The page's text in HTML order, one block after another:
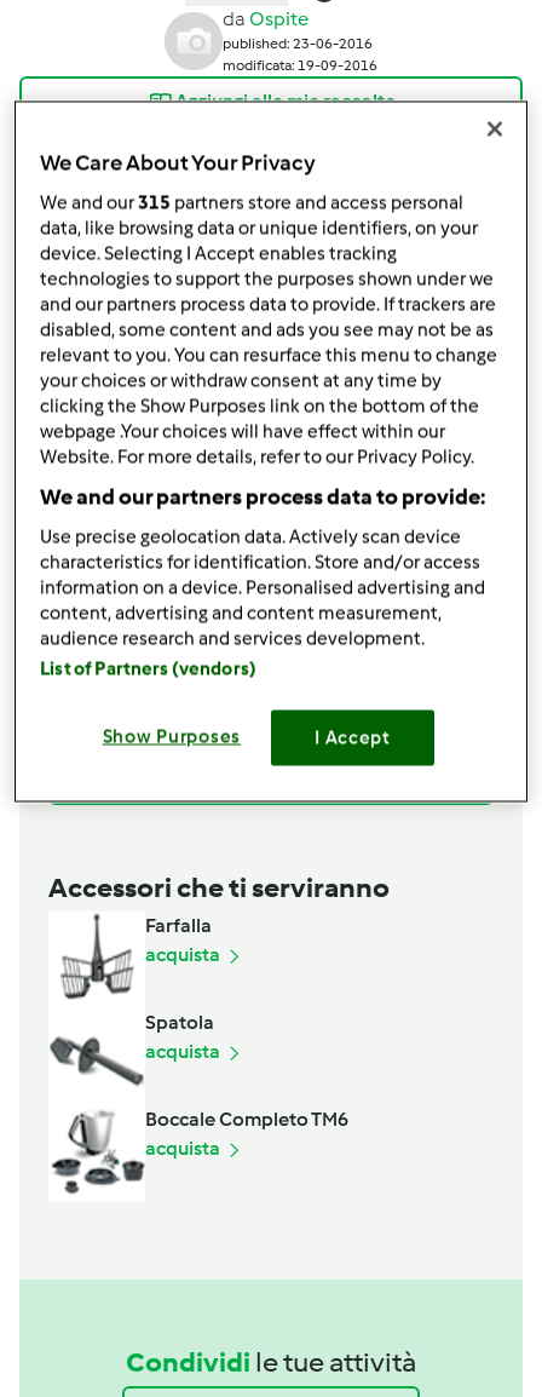
da Ospite
published: 23-06-2016
modificata: 19-09-2016
Aggiungi alle mie raccolte
condividi la ricetta
Crea variante
Ingredienti
Per la miscela
300grammiacqua bollente
cucchiai sciroppo di liquirizia dolce
.
2uova
1tuorlo di uovo
1scorza di limone biologico
130grammizucchero
500grammimascarpone
biscotti di Savoiardi
cucchiai polvere grezza di liquirizia
Accessori che ti serviranno
Farfalla
acquista
Spatola
acquista
Boccale Completo TM6
acquista
Condividi le tue attività
We Care About Your Privacy
We and our315 partners store and access personal
data, like browsing data or unique identifiers, on your
device. Selecting I Accept enables tracking
technologies to support the purposes shown under we
and our partners process data to provide. If trackers are
disabled, some content and ads you see may not be as
relevant to you. You can resurface this menu to change
your choices or withdraw consent at any time by
clicking the Show Purposes link on the bottom of the
webpage .Your choices will have effect within our
Website. For more details, refer to our Privacy Policy.
We and our partners process data to provide:
Use precise geolocation data. Actively scan device
characteristics for identification. Store and/or access
information on a device. Personalised advertising and
content, advertising and content measurement,
audience research and services development.
List of Partners (vendors)
Show Purposes I Accept